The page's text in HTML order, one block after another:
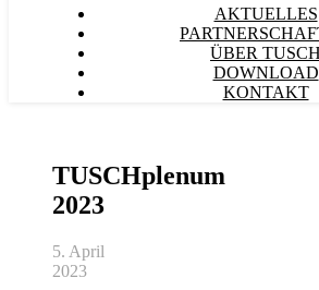
AKTUELLES
ÜBER TUSCH
DOWNLOAD
KONTAKT
TUSCHplenum
2023
5. April
2023